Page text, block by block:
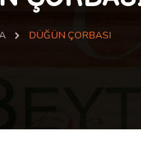
DÜĞÜN ÇORBASI